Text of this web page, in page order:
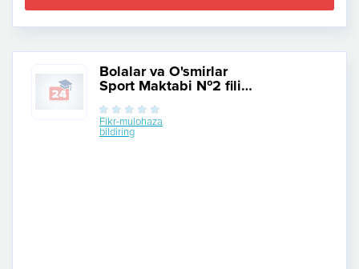
Bolalar va O'smirlar
Sport Maktabi №2 filial
Fikr-mulohaza
bildiring